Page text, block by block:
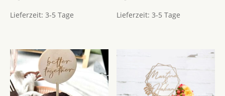
Lieferzeit: 3-5 Tage Lieferzeit:3-5 Tage